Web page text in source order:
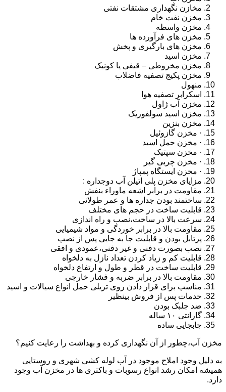
مخازن نگهداری مشتقات نفتی
مخزن نفت خام
مخزن واسطه
مخزن های فرآورده ها
مخزن های بارگیری و پخش
مخزن اسید
مخزن مخروطی – قیفی یا کونیک
مخزن پکیج تصفیه فاضلاب
منهول
اسکرابر تصفیه هوا
مخزن آب ژاول
مخزن اسید سولفوریک
مخزن بنزین
· مخزن گازوئیل
· مخزن حمل اسید
· مخزن سپتیک
· مخزن چربی گیر
· مخزن ایستگاه پمپاژ
مزایای مخزن پلی اتیلن آب دوجداره :
مقاومت در برابر اشعه ماوراء بنفش
ساختمند بودن جداره ها و عمر طولانی
قابلیت ساخت در حجم های مختلف
سرعت بالا در ساخت،نصب و راه اندازی
مقاومت بالا در برابر خوردگی و مواد شیمیایی
پرتابل بودن و قابلیت جا به جایی پس از نصب
نصب بصورت دفنی و غیر دفنی،عمودی و افقی
قابلیت کم و زیاد کردن تعداد نازل به دلخواه
قابلیت ساخت در قطر و طول و ارتفاع دلخواه
مقاومت بالا در برابر ضربه و فشار خارجی
مناسب برای قرار دادن روی تریلی حمل انواع سیالات و اسید
خدمات پس از فروش بینظیر
ضد جلبک بودن
گارانتی ۱۰ ساله
جابجایی ساده
مخزن آب،چطور از آن نگهداری کرده و بهداشت را رعایت کنیم؟
به دلیل وجود املاح موجود در آب لوله کشی شهری و روستایی
همیشه امکان رشد انواع رسوبات و باکتری ها در مخزن آب وجود
دارد.